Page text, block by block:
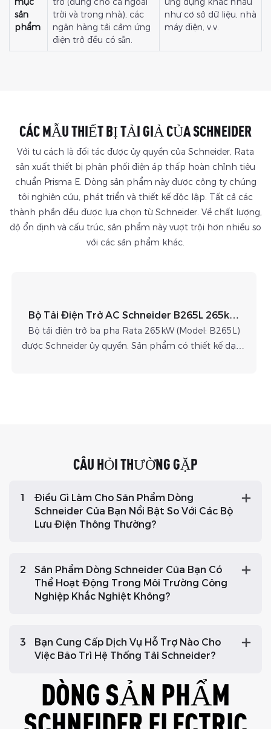
sản
phẩm
trời và trong nhà), các
ngân hàng tải cảm ứng
điện trở đều có sẵn.
như cơ sở dữ liệu, nhà
máy điện, v.v.
CÁC MẪU THIẾT BỊ TẢI GIẢ CỦA SCHNEIDER
Với tư cách là đối tác được ủy quyền của Schneider, Rata
sản xuất thiết bị phân phối điện áp thấp hoàn chỉnh tiêu
chuẩn Prisma E. Dòng sản phẩm này được công ty chúng
tôi nghiên cứu, phát triển và thiết kế độc lập. Tất cả các
thành phần đều được lựa chọn từ Schneider. Về chất lượng,
độ ổn định và cấu trúc, sản phẩm này vượt trội hơn nhiều so
với các sản phẩm khác.
Bộ Tải Điện Trở AC Schneider B265L 265kW
Dùng Để Kiểm Tra UPS.
Bộ tải điện trở ba pha Rata 265kW (Model: B265L)
được Schneider ủy quyền. Sản phẩm có thiết kế dạng
CÂU HỎI THƯỜNG GẶP
1
Điều Gì Làm Cho Sản Phẩm Dòng
Schneider Của Bạn Nổi Bật So Với Các Bộ
Lưu Điện Thông Thường?
2
Sản Phẩm Dòng Schneider Của Bạn Có
Thể Hoạt Động Trong Môi Trường Công
Nghiệp Khắc Nghiệt Không?
3
Bạn Cung Cấp Dịch Vụ Hỗ Trợ Nào Cho
Việc Bảo Trì Hệ Thống Tải Schneider?
DÒNG SẢN PHẨM